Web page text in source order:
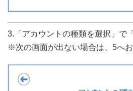
3.「アカウントの種類を選択」で
※次の画面が出ない場合は、5へお